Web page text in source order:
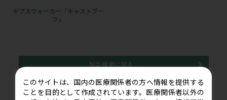
ギプスウォーカー「キャストブー
ツ」
製品検索に戻る
このサイトは、国内の医療関係者の方へ情報を提供する
ことを目的として作成されています。医療関係者以外の